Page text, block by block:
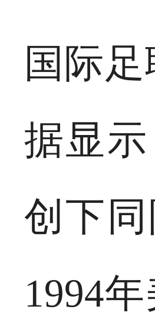
国际
据显
创下
1994